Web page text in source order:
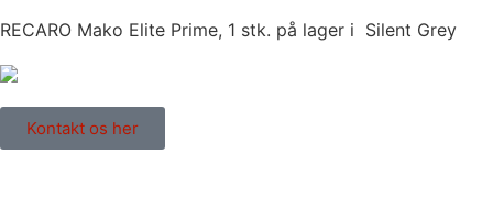
RECARO Mako Elite Prime, 1 stk. på lager i Silent Grey
Kontakt os her